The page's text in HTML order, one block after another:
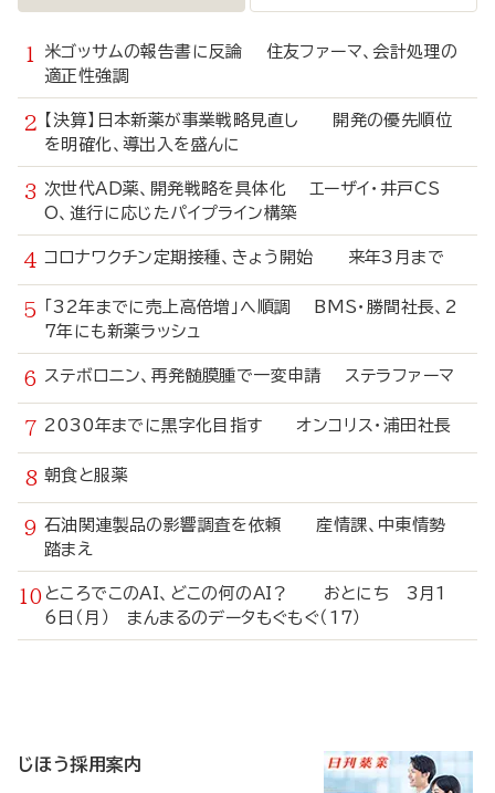
米ゴッサムの報告書に反論 住友ファーマ、会計処理の
適正性強調
【決算】日本新薬が事業戦略見直し 開発の優先順位
を明確化、導出入を盛んに
次世代AD薬、開発戦略を具体化 エーザイ・井戸CS
O、進行に応じたパイプライン構築
コロナワクチン定期接種、きょう開始 来年3月まで
「32年までに売上高倍増」へ順調 BMS・勝間社長、2
7年にも新薬ラッシュ
ステボロニン、再発髄膜腫で一変申請 ステラファーマ
2030年までに黒字化目指す オンコリス・浦田社長
朝食と服薬
石油関連製品の影響調査を依頼 産情課、中東情勢
踏まえ
ところでこのAI、どこの何のAI？ おとにち 3月1
6日（月） まんまるのデータもぐもぐ（17）
じほう採用案内